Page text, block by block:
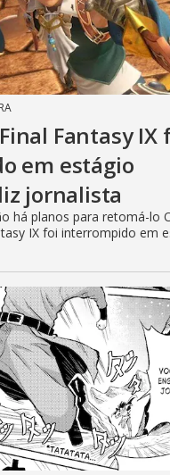
Fantasy IX
em estágio
jornalista
há planos para retomá-lo
IX foi interrompido em